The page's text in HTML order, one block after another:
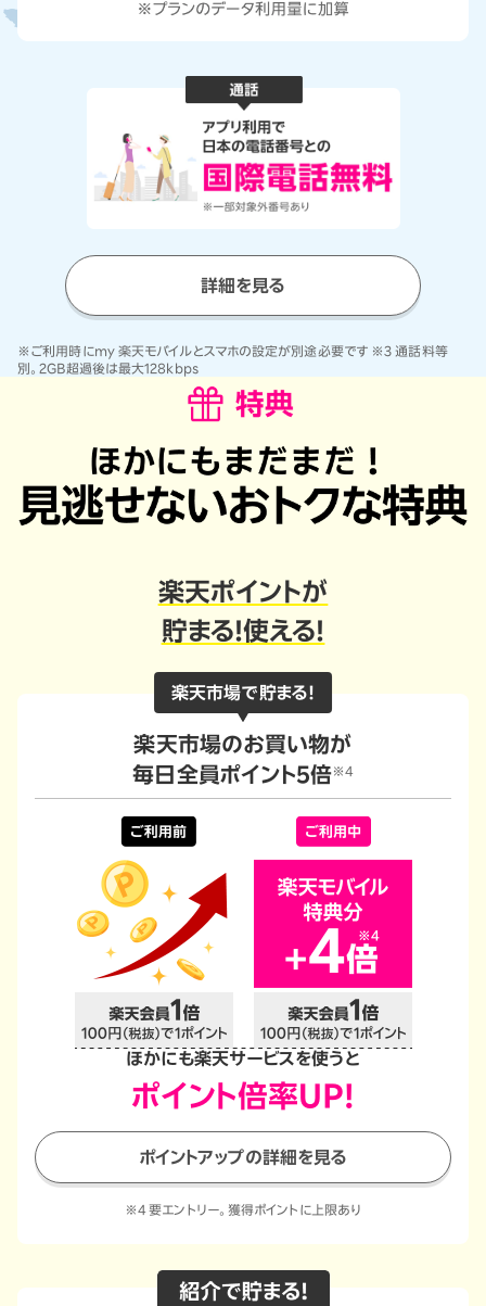
詳細を見る
※ご利用時にmy 楽天モバイルとスマホの設定が別途必要です ※3 通話料等
別。2GB超過後は最大128kbps
楽天ポイントが
貯まる！使える！
楽天市場で貯まる！
楽天市場のお買い物が
毎日全員ポイント5倍※4
ほかにも楽天サービスを使うと
ポイント倍率UP!
ポイントアップの詳細を見る
※4 要エントリー。獲得ポイントに上限あり